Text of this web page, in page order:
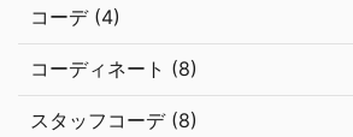
コーデ (4)
コーディネート (8)
スタッフコーデ (8)